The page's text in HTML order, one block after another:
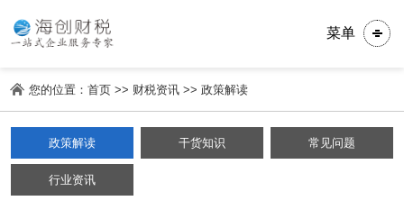
菜单
您的位置：首页 >> 财税资讯 >>政策解读
政策解读 干货知识 常见问题
行业资讯